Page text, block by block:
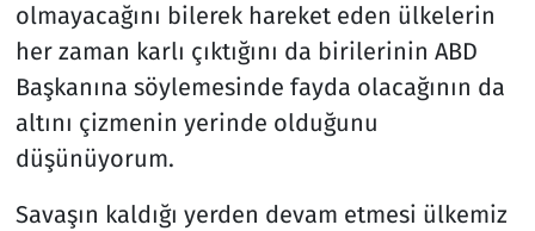
olmayacağını bilerek hareket eden ülkelerin
her zaman karlı çıktığını da birilerinin ABD
Başkanına söylemesinde fayda olacağının da
altını çizmenin yerinde olduğunu
düşünüyorum.
Savaşın kaldığı yerden devam etmesi ülkemiz